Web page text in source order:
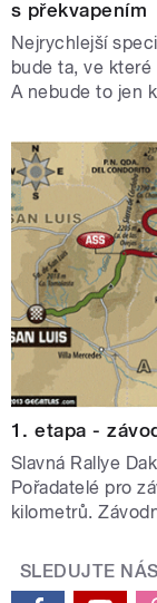
s překvapením
Nejrychlejší
bude ta, ve
A nebude to jen
1. etapa -
Slavná Rallye
Pořadatelé pro
kilometrů.
SLEDUJTE NÁS